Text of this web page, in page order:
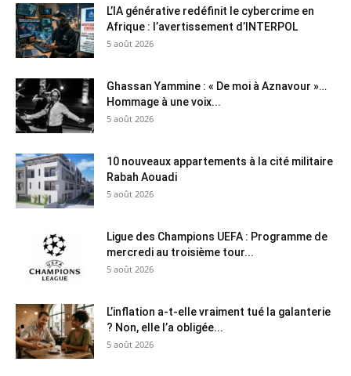
L’IA générative redéfinit le cybercrime en
Afrique : l’avertissement d’INTERPOL
5 août 2026
Ghassan Yammine : « De moi à Aznavour »…
Hommage à une voix...
5 août 2026
10 nouveaux appartements à la cité militaire
Rabah Aouadi
5 août 2026
Ligue des Champions UEFA : Programme de
mercredi au troisième tour...
5 août 2026
L’inflation a-t-elle vraiment tué la galanterie
? Non, elle l’a obligée...
5 août 2026